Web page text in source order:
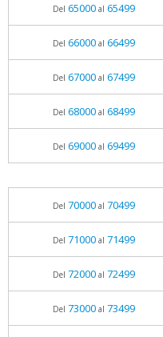
Del 65000al 65499
Del 66000al 66499
Del 67000al 67499
Del 68000al 68499
Del 69000al 69499
Del 70000al 70499
Del 71000al 71499
Del 72000al 72499
Del 73000al 73499